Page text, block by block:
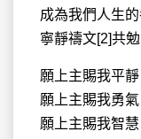
成為我們人生
寧靜禱文[2]共勉
願上主賜我平
願上主賜我勇
願上主賜我智